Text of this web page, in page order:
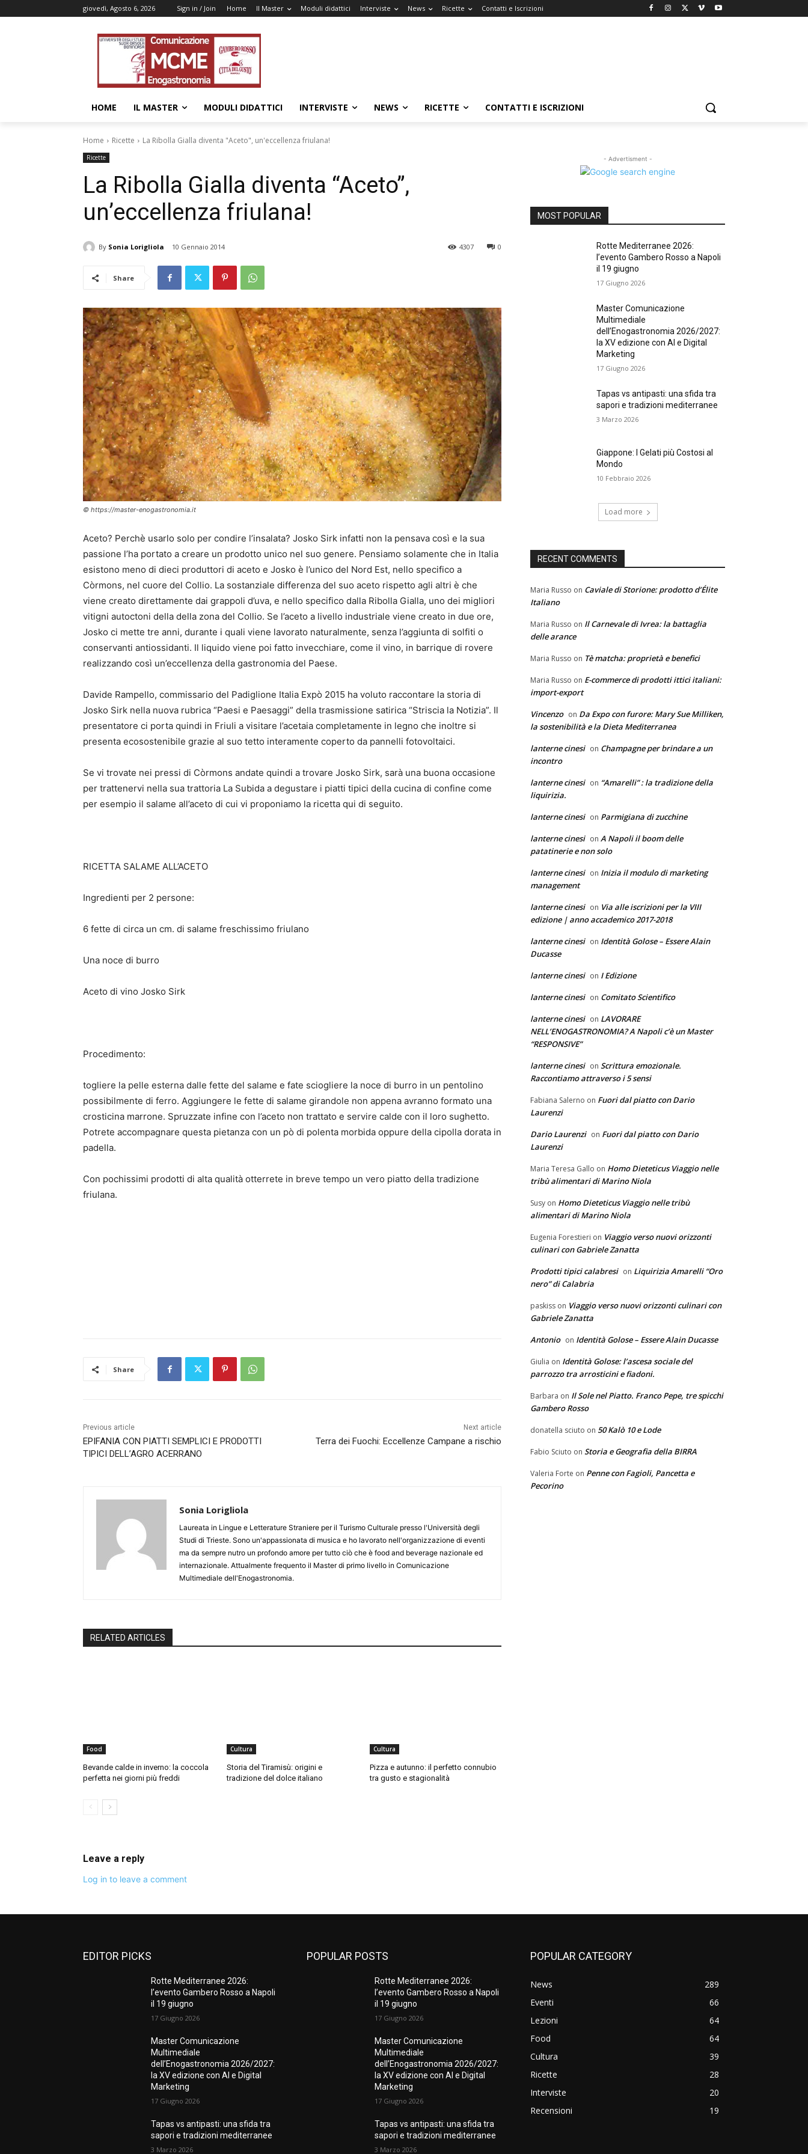
giovedì, Agosto 6, 2026 Sign in / Join Home Il Master Moduli didattici Interviste News Ricette Contatti e Iscrizioni
HOME IL MASTER MODULI DIDATTICI INTERVISTE NEWS RICETTE CONTATTI E ISCRIZIONI
Home Ricette La Ribolla Gialla diventa "Aceto", un'eccellenza friulana!
Ricette
La Ribolla Gialla diventa “Aceto”,
un’eccellenza friulana!
By Sonia Lorigliola 10 Gennaio 2014 0
4307
Share
© https://master-enogastronomia.it
Aceto? Perchè usarlo solo per condire l’insalata? Josko Sirk infatti non la pensava così e la sua
passione l’ha portato a creare un prodotto unico nel suo genere. Pensiamo solamente che in Italia
esistono meno di dieci produttori di aceto e Josko è l’unico del Nord Est, nello specifico a
Còrmons, nel cuore del Collio. La sostanziale differenza del suo aceto rispetto agli altri è che
viene creato direttamente dai grappoli d’uva, e nello specifico dalla Ribolla Gialla, uno dei migliori
vitigni autoctoni della della zona del Collio. Se l’aceto a livello industriale viene creato in due ore,
Josko ci mette tre anni, durante i quali viene lavorato naturalmente, senza l’aggiunta di solfiti o
conservanti antiossidanti. Il liquido viene poi fatto invecchiare, come il vino, in barrique di rovere
realizzando così un’eccellenza della gastronomia del Paese.
Davide Rampello, commissario del Padiglione Italia Expò 2015 ha voluto raccontare la storia di
Josko Sirk nella nuova rubrica “Paesi e Paesaggi” della trasmissione satirica “Striscia la Notizia”. Il
presentatore ci porta quindi in Friuli a visitare l’acetaia completamente in legno che inoltre si
presenta ecosostenibile grazie al suo tetto interamente coperto da pannelli fotovoltaici.
Se vi trovate nei pressi di Còrmons andate quindi a trovare Josko Sirk, sarà una buona occasione
per trattenervi nella sua trattoria La Subida a degustare i piatti tipici della cucina di confine come
per esempio il salame all’aceto di cui vi proponiamo la ricetta qui di seguito.
RICETTA SALAME ALL’ACETO
Ingredienti per 2 persone:
6 fette di circa un cm. di salame freschissimo friulano
Una noce di burro
Aceto di vino Josko Sirk
Procedimento:
togliere la pelle esterna dalle fette del salame e fate sciogliere la noce di burro in un pentolino
possibilmente di ferro. Aggiungere le fette di salame girandole non appena avranno formato una
crosticina marrone. Spruzzate infine con l’aceto non trattato e servire calde con il loro sughetto.
Potrete accompagnare questa pietanza con un pò di polenta morbida oppure della cipolla dorata in
padella.
Con pochissimi prodotti di alta qualità otterrete in breve tempo un vero piatto della tradizione
friulana.
Share
Previous article
EPIFANIA CON PIATTI SEMPLICI E PRODOTTI
TIPICI DELL’AGRO ACERRANO
Next article
Terra dei Fuochi: Eccellenze Campane a rischio
Sonia Lorigliola
Laureata in Lingue e Letterature Straniere per il Turismo Culturale presso l'Università degli
Studi di Trieste. Sono un'appassionata di musica e ho lavorato nell'organizzazione di eventi
ma da sempre nutro un profondo amore per tutto ciò che è food and beverage nazionale ed
internazionale. Attualmente frequento il Master di primo livello in Comunicazione
Multimediale dell'Enogastronomia.
RELATED ARTICLES
Food
Bevande calde in inverno: la coccola
perfetta nei giorni più freddi
Cultura
Storia del Tiramisù: origini e
tradizione del dolce italiano
Cultura
Pizza e autunno: il perfetto connubio
tra gusto e stagionalità
Leave a reply
Log in to leave a comment
- Advertisment -
MOST POPULAR
Rotte Mediterranee 2026:
l’evento Gambero Rosso a Napoli
il 19 giugno
17 Giugno 2026
Master Comunicazione
Multimediale
dell’Enogastronomia 2026/2027:
la XV edizione con AI e Digital
Marketing
17 Giugno 2026
Tapas vs antipasti: una sfida tra
sapori e tradizioni mediterranee
3 Marzo 2026
Giappone: I Gelati più Costosi al
Mondo
10 Febbraio 2026
Load more
RECENT COMMENTS
Maria Russo on Caviale di Storione: prodotto d’Élite
Italiano
Maria Russo on Il Carnevale di Ivrea: la battaglia
delle arance
Maria Russo on Tè matcha: proprietà e benefici
Maria Russo on E-commerce di prodotti ittici italiani:
import-export
Vincenzo on Da Expo con furore: Mary Sue Milliken,
la sostenibilità e la Dieta Mediterranea
lanterne cinesi on Champagne per brindare a un
incontro
lanterne cinesi on “Amarelli” : la tradizione della
liquirizia.
lanterne cinesi on Parmigiana di zucchine
lanterne cinesi on A Napoli il boom delle
patatinerie e non solo
lanterne cinesi on Inizia il modulo di marketing
management
lanterne cinesi on Via alle iscrizioni per la VIII
edizione | anno accademico 2017-2018
lanterne cinesi on Identità Golose – Essere Alain
Ducasse
lanterne cinesi on I Edizione
lanterne cinesi on Comitato Scientifico
lanterne cinesi on LAVORARE
NELL’ENOGASTRONOMIA? A Napoli c’è un Master
“RESPONSIVE”
lanterne cinesi on Scrittura emozionale.
Raccontiamo attraverso i 5 sensi
Fabiana Salerno on Fuori dal piatto con Dario
Laurenzi
Dario Laurenzi on Fuori dal piatto con Dario
Laurenzi
Maria Teresa Gallo on Homo Dieteticus Viaggio nelle
tribù alimentari di Marino Niola
Susy on Homo Dieteticus Viaggio nelle tribù
alimentari di Marino Niola
Eugenia Forestieri on Viaggio verso nuovi orizzonti
culinari con Gabriele Zanatta
Prodotti tipici calabresi on Liquirizia Amarelli “Oro
nero” di Calabria
paskiss on Viaggio verso nuovi orizzonti culinari con
Gabriele Zanatta
Antonio on Identità Golose – Essere Alain Ducasse
Giulia on Identità Golose: l’ascesa sociale del
parrozzo tra arrosticini e fiadoni.
Barbara on Il Sole nel Piatto. Franco Pepe, tre spicchi
Gambero Rosso
donatella sciuto on 50 Kalò 10 e Lode
Fabio Sciuto on Storia e Geografia della BIRRA
Valeria Forte on Penne con Fagioli, Pancetta e
Pecorino
EDITOR PICKS
Rotte Mediterranee 2026:
l’evento Gambero Rosso a Napoli
il 19 giugno
17 Giugno 2026
Master Comunicazione
Multimediale
dell’Enogastronomia 2026/2027:
la XV edizione con AI e Digital
Marketing
17 Giugno 2026
Tapas vs antipasti: una sfida tra
sapori e tradizioni mediterranee
3 Marzo 2026
POPULAR POSTS
Rotte Mediterranee 2026:
l’evento Gambero Rosso a Napoli
il 19 giugno
17 Giugno 2026
Master Comunicazione
Multimediale
dell’Enogastronomia 2026/2027:
la XV edizione con AI e Digital
Marketing
17 Giugno 2026
Tapas vs antipasti: una sfida tra
sapori e tradizioni mediterranee
3 Marzo 2026
POPULAR CATEGORY
News
289
Eventi
66
Lezioni
64
Food
64
Cultura
39
Ricette
28
Interviste
20
Recensioni
19